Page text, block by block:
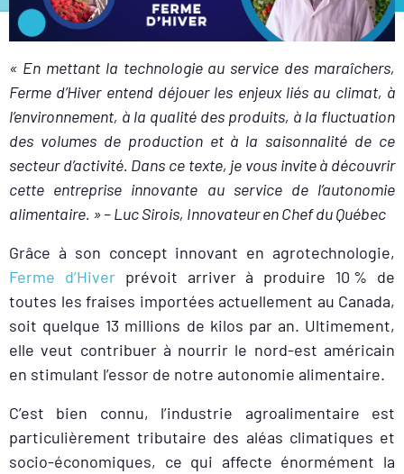
« En mettant la technologie au service des maraîchers,
Ferme d’Hiver entend déjouer les enjeux liés au climat, à
l’environnement, à la qualité des produits, à la fluctuation
des volumes de production et à la saisonnalité de ce
secteur d’activité. Dans ce texte, je vous invite à découvrir
cette entreprise innovante au service de l’autonomie
alimentaire. » – Luc Sirois, Innovateur en Chef du Québec
Grâce à son concept innovant en agrotechnologie,
Ferme d’Hiverprévoit arriver à produire 10 % de
toutes les fraises importées actuellement au Canada,
soit quelque 13 millions de kilos par an. Ultimement,
elle veut contribuer à nourrir le nord-est américain
en stimulant l’essor de notre autonomie alimentaire.
C’est bien connu, l’industrie agroalimentaire est
particulièrement tributaire des aléas climatiques et
socio-économiques, ce qui affecte énormément la